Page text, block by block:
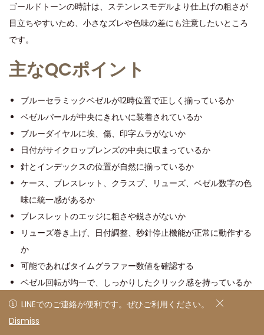
LINEでのご連絡が便利です。ぜひご利用ください。
ゴールドトーンの時計は、ステンレスモデルより仕上げの粗さが
目立ちやすいため、小さなズレや色味の差にも注意したいところ
です。
主なQCポイント
ブルーセラミックベゼルが12時位置で正しく揃っているか
ベゼルパールが中央にきれいに装着されているか
ブルーダイヤルに埃、傷、印字ムラがないか
日付がサイクロップレンズの中央に収まっているか
針とインデックスの位置が自然に揃っているか
ケース、ブレスレット、クラスプ、リューズ、ベゼル数字の色
味に統一感があるか
ブレスレットのエッジに粗さや鋭さがないか
リューズ巻き上げ、日付調整、秒針停止機能が正常に動作する
か
可能であればタイムグラファー数値を確認する
ベゼル回転が均一で、しっかりしたクリック感を持っているか
これらは、このモデルに特別な弱点があるという意味ではありま
せん。視覚的に情報量の多いモデルだからこそ、実用的な検品ポ
LINEでのご連絡が便利です。ぜひご利用ください。
Dismiss